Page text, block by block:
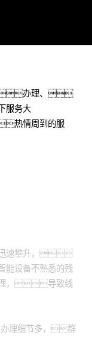
提升窗口形象
办理、
服务大
热情周到的服
迅速攀升，
能设备不熟悉的残
理，导致线
理细节多，群